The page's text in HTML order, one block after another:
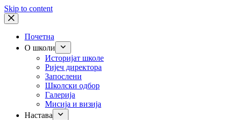
Skip to content
Почетна
О школи
Историјат школе
Ријеч директора
Запослени
Школски одбор
Галерија
Мисија и визија
Настава